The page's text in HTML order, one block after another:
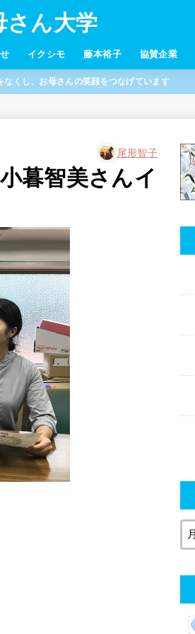
さん大学
イクシモ 藤本裕子 協賛企業
なくし、お母さんの笑顔をつなげています
尾形智子
暮智美さんイ